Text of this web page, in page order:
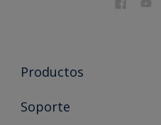
Productos
Todos los productos
Soporte